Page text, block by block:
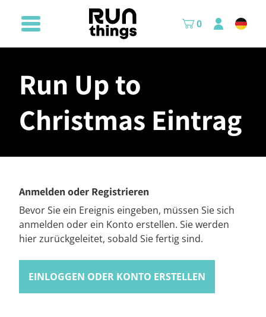
0
Run Up to
Christmas Eintrag
Anmelden oder Registrieren
Bevor Sie ein Ereignis eingeben, müssen Sie sich
anmelden oder ein Konto erstellen. Sie werden
hier zurückgeleitet, sobald Sie fertig sind.
EINLOGGEN ODER KONTO ERSTELLEN